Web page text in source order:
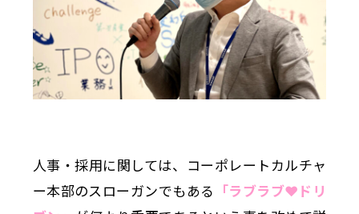
人事・採用に関しては、コーポレートカルチャ
ー本部のスローガンでもある 「ラブラブ❤︎ドリ